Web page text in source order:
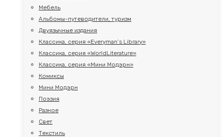
Мебель
Альбомы-путеводители, туризм
Двуязычные издания
Классика, серия «Everyman’s Library»
Классика, серия «WorldLiterature»
Классика, серия «Мини Модэрн»
Комиксы
Мини Модэрн
Поэзия
Разное
Свет
Текстиль